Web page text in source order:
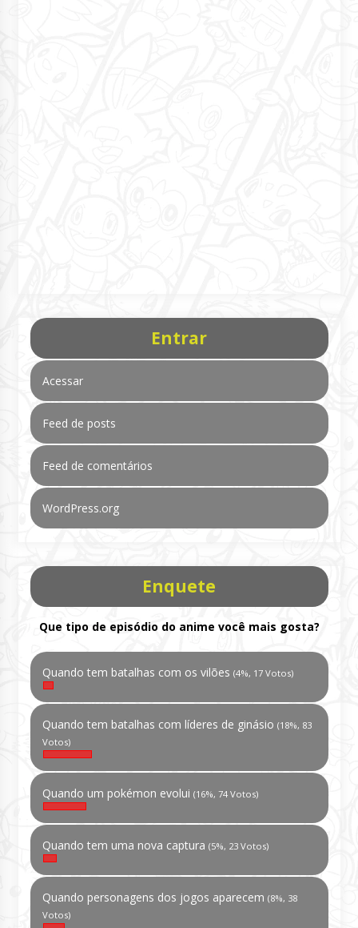
Entrar
Acessar
Feed de posts
Feed de comentários
WordPress.org
Enquete
Que tipo de episódio do anime você mais gosta?
Quando tem batalhas com os vilões (4%, 17 Votos)
Quando tem batalhas com líderes de ginásio (18%, 83
Votos)
Quando um pokémon evolui (16%, 74 Votos)
Quando tem uma nova captura (5%, 23 Votos)
Quando personagens dos jogos aparecem (8%, 38
Votos)